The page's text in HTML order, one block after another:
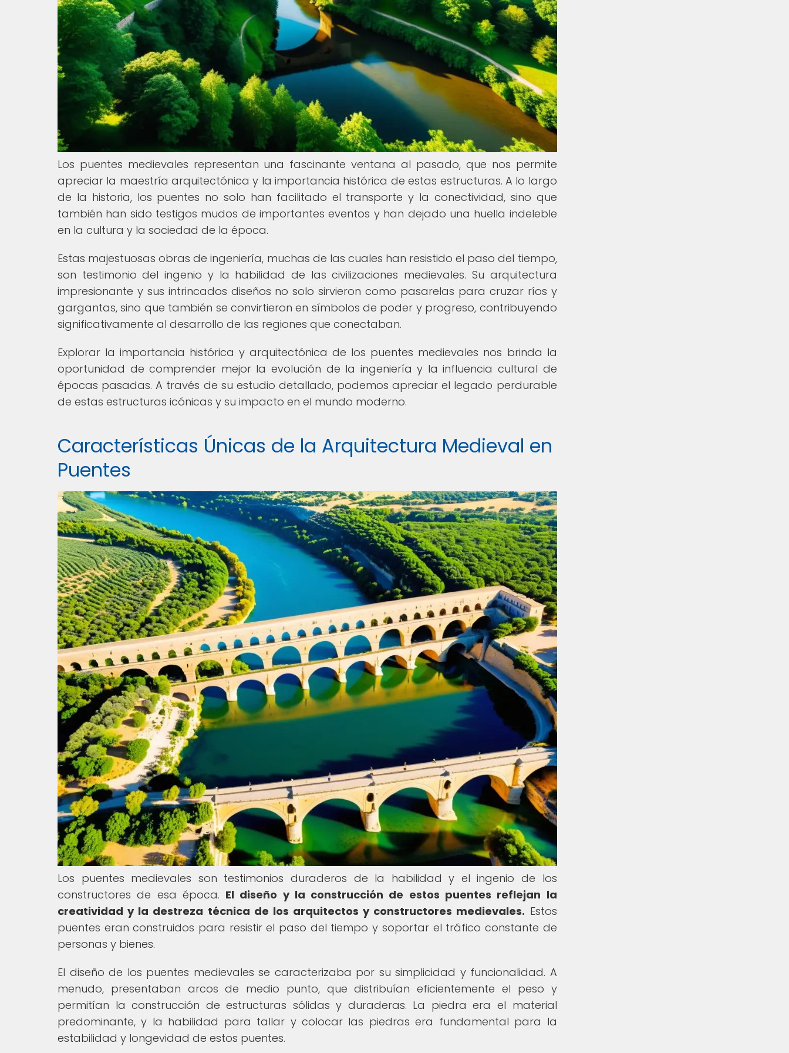
Los puentes medievales representan una fascinante ventana al pasado, que nos permite
apreciar la maestría arquitectónica y la importancia histórica de estas estructuras. A lo largo
de la historia, los puentes no solo han facilitado el transporte y la conectividad, sino que
también han sido testigos mudos de importantes eventos y han dejado una huella indeleble
en la cultura y la sociedad de la época.
Estas majestuosas obras de ingeniería, muchas de las cuales han resistido el paso del tiempo,
son testimonio del ingenio y la habilidad de las civilizaciones medievales. Su arquitectura
impresionante y sus intrincados diseños no solo sirvieron como pasarelas para cruzar ríos y
gargantas, sino que también se convirtieron en símbolos de poder y progreso, contribuyendo
significativamente al desarrollo de las regiones que conectaban.
Explorar la importancia histórica y arquitectónica de los puentes medievales nos brinda la
oportunidad de comprender mejor la evolución de la ingeniería y la influencia cultural de
épocas pasadas. A través de su estudio detallado, podemos apreciar el legado perdurable
de estas estructuras icónicas y su impacto en el mundo moderno.
Características Únicas de la Arquitectura Medieval en
Puentes
Los puentes medievales son testimonios duraderos de la habilidad y el ingenio de los
constructores de esa época. El diseño y la construcción de estos puentes reflejan la
creatividad y la destreza técnica de los arquitectos y constructores medievales. Estos
puentes eran construidos para resistir el paso del tiempo y soportar el tráfico constante de
personas y bienes.
El diseño de los puentes medievales se caracterizaba por su simplicidad y funcionalidad. A
menudo, presentaban arcos de medio punto, que distribuían eficientemente el peso y
permitían la construcción de estructuras sólidas y duraderas. La piedra era el material
predominante, y la habilidad para tallar y colocar las piedras era fundamental para la
estabilidad y longevidad de estos puentes.